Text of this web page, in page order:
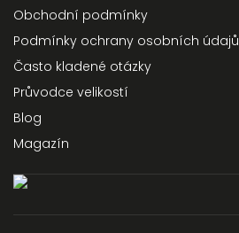
Obchodní podmínky
Podmínky ochrany osobních údajů
Často kladené otázky
Průvodce velikostí
Blog
Magazín